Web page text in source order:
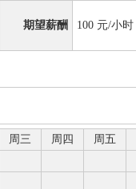
期望薪酬 100 元/小时
周三 周四 周五